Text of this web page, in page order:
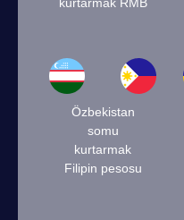
Özbekistan
somu
kurtarmak
Filipin pesosu